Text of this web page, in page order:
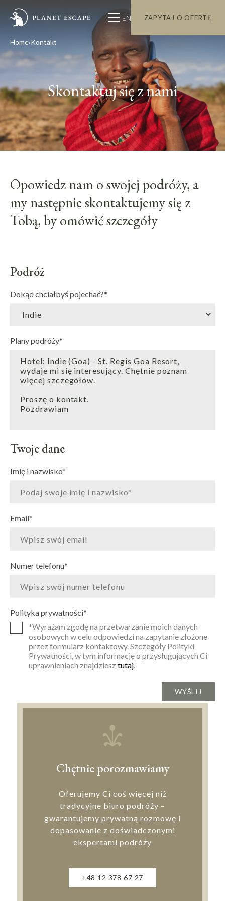
EN ZAPYTAJ O OFERTĘ
Home Kontakt
Skontaktuj się z nami
Opowiedz nam o swojej podróży, a
my następnie skontaktujemy się z
Tobą, by omówić szczegóły
Podróż
Dokąd chciałbyś pojechać?*
Plany podróży*
Twoje dane
Imię i nazwisko*
Email*
Numer telefonu*
Polityka prywatności*
*Wyrażam zgodę na przetwarzanie moich danych
osobowych w celu odpowiedzi na zapytanie złożone
przez formularz kontaktowy. Szczegóły Polityki
Prywatności, w tym informację o przysługujących Ci
uprawnieniach znajdziesz tutaj.
Chętnie porozmawiamy
Oferujemy Ci coś więcej niż
tradycyjne biuro podróży –
gwarantujemy prywatną rozmowę i
dopasowanie z doświadczonymi
ekspertami podróży
+48 12 378 67 27